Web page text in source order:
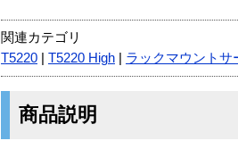
関連カテゴリ
T5220
T5220 High ラックマウントサ
商品説明